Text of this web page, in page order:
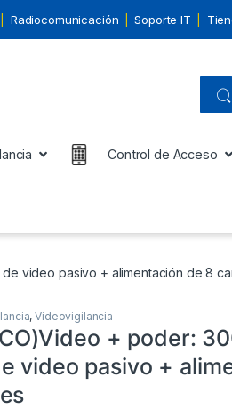
Radiocomunicación Soporte IT
Control de Acceso
video pasivo + alimentación de 8
,Videovigilancia
+ poder:
video pasivo +